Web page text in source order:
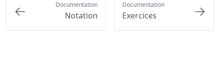
Documentation
Notation
Documentation
Exercices